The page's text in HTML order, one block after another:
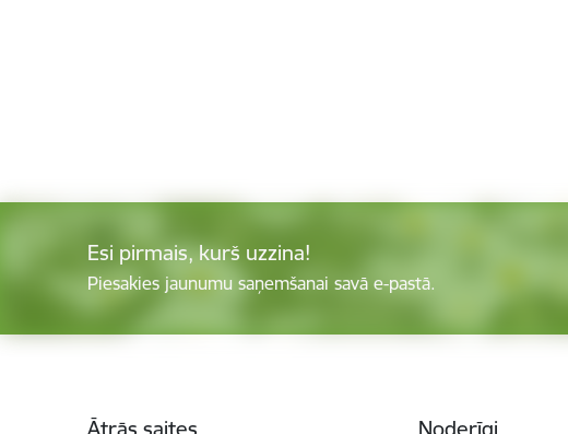
Esi pirmais, kurš uzzina!
Piesakies jaunumu saņemšanai savā e-pastā.
Ātrās saites Noderīgi